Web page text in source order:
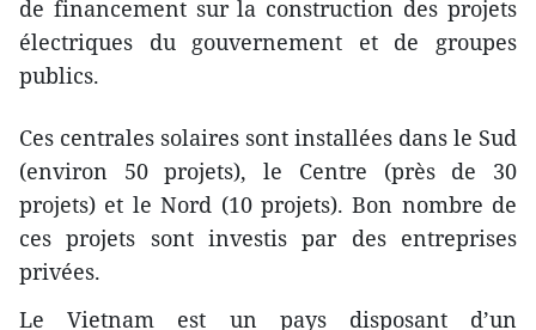
de financement sur la construction des projets
électriques du gouvernement et de groupes
publics.
Ces centrales solaires sont installées dans le Sud
(environ 50 projets), le Centre (près de 30
projets) et le Nord (10 projets). Bon nombre de
ces projets sont investis par des entreprises
privées.
Le Vietnam est un pays disposant d’un